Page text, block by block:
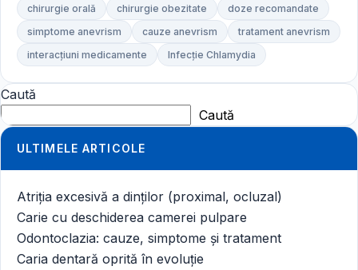
chirurgie orală
chirurgie obezitate
doze recomandate
simptome anevrism
cauze anevrism
tratament anevrism
interacțiuni medicamente
Infecție Chlamydia
Caută
Caută
ULTIMELE ARTICOLE
Atriția excesivă a dinților (proximal, ocluzal)
Carie cu deschiderea camerei pulpare
Odontoclazia: cauze, simptome și tratament
Caria dentară oprită în evoluție